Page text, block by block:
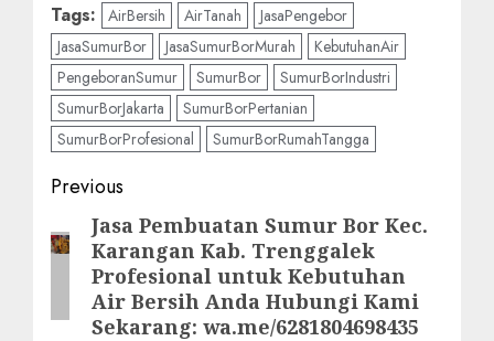
Tags: AirBersih AirTanah
JasaPengebor
JasaSumurBor
JasaSumurBorMurah
KebutuhanAir
PengeboranSumur
SumurBor
SumurBorIndustri
SumurBorJakarta
SumurBorPertanian
SumurBorProfesional
SumurBorRumahTangga
Post
navigation
Previous
Previous
post:
Jasa Pembuatan Sumur Bor Kec.
Karangan Kab. Trenggalek
Profesional untuk Kebutuhan
Air Bersih Anda Hubungi Kami
Sekarang: wa.me/6281804698435